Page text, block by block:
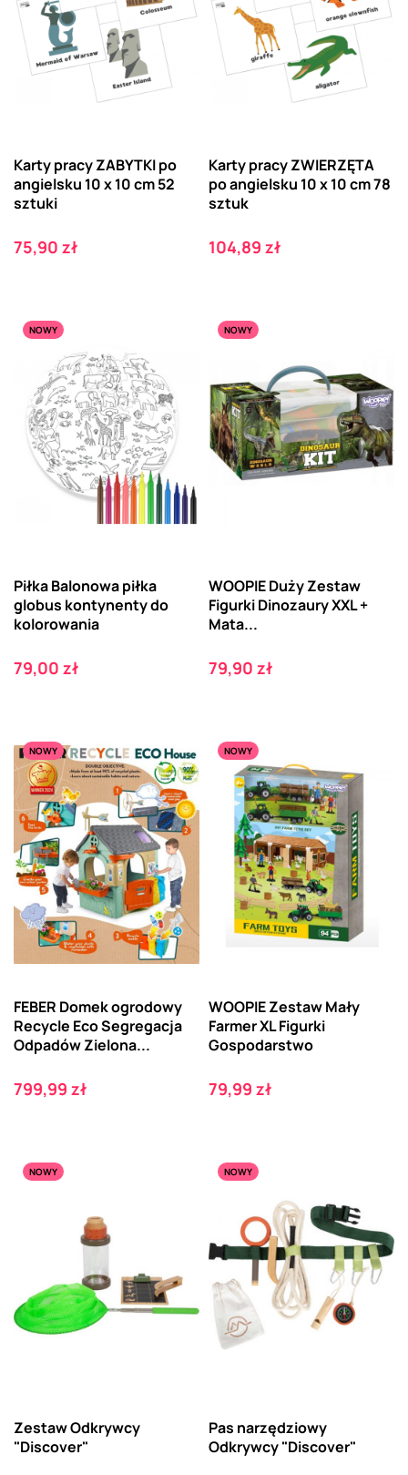
Karty pracy ZABYTKI po
angielsku 10 x 10 cm 52
sztuki
Cena
75,90 zł
Karty pracy ZWIERZĘTA
po angielsku 10 x 10 cm 78
sztuk
Cena
104,89 zł
NOWY
Piłka Balonowa piłka
globus kontynenty do
kolorowania
Cena
79,00 zł
NOWY
WOOPIE Duży Zestaw
Figurki Dinozaury XXL +
Mata...
Cena
79,90 zł
NOWY
FEBER Domek ogrodowy
Recycle Eco Segregacja
Odpadów Zielona...
Cena
799,99 zł
NOWY
WOOPIE Zestaw Mały
Farmer XL Figurki
Gospodarstwo
Cena
79,99 zł
NOWY
Zestaw Odkrywcy
"Discover"
NOWY
Pas narzędziowy
Odkrywcy "Discover"